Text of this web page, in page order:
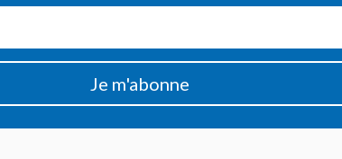
Je m'abonne